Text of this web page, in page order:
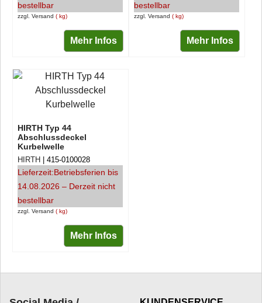
zzgl. Versand kg
bestellbar
Mehr Infos
zzgl. Versand kg
bestellbar
Mehr Infos
HIRTH Typ 44
Abschlussdeckel
Kurbelwelle
zzgl. Versand kg
HIRTH 415-0100028
Lieferzeit:Betriebsferien bis
14.08.2026 – Derzeit nicht
bestellbar
Mehr Infos